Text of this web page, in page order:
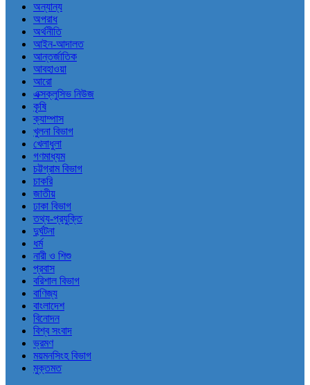
অন্যান্য
অপরাধ
অর্থনীতি
আইন-আদালত
আন্তর্জাতিক
আবহাওয়া
আরো
এক্সক্লুসিভ নিউজ
কৃষি
ক্যাম্পাস
খুলনা বিভাগ
খেলাধুলা
গণমাধ্যম
চট্টগ্রাম বিভাগ
চাকরি
জাতীয়
ঢাকা বিভাগ
তথ্য-প্রযুক্তি
দুর্ঘটনা
ধর্ম
নারী ও শিশু
প্রবাস
বরিশাল বিভাগ
বাণিজ্য
বাংলাদেশ
বিনোদন
বিশ্ব সংবাদ
ভ্রমণ
ময়মনসিংহ বিভাগ
মুক্তমত